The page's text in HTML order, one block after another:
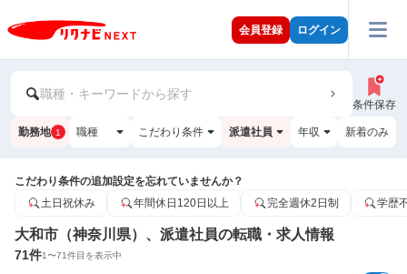
会員登録 ログイン
職種・キーワードから探す
条件保存
勤務地 1 職種 こだわり条件 派遣社員 年収 新着のみ
こだわり条件の追加設定を忘れていませんか？
土日祝休み
年間休日120日以上 完全週休2日制 学歴
大和市（神奈川県）、派遣社員の転職・求人情報
71件1〜71件目を表示中